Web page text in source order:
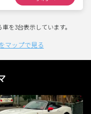
を3台表示しています。
マップで見る